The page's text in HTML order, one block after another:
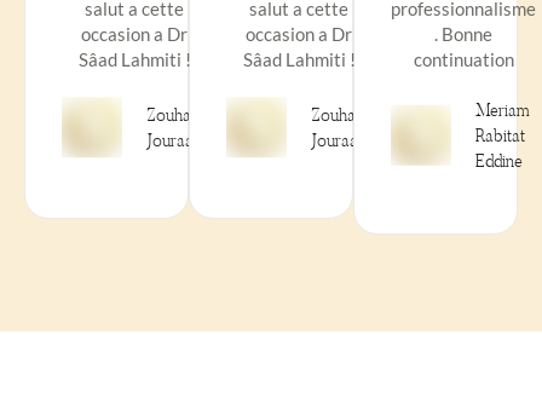
salut a cette
occasion a Dr
Sâad Lahmiti !
Zouhair
Jouraai
salut a cette
occasion a Dr
Sâad Lahmiti !
Zouhair
Jouraai
professionnalisme
. Bonne
continuation
Meriam
Rabitat
Eddine